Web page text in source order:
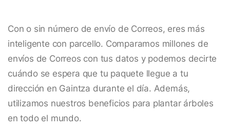
Con o sin número de envío de Correos, eres más
inteligente con parcello. Comparamos millones de
envíos de Correos con tus datos y podemos decirte
cuándo se espera que tu paquete llegue a tu
dirección en Gaintza durante el día. Además,
utilizamos nuestros beneficios para plantar árboles
en todo el mundo.